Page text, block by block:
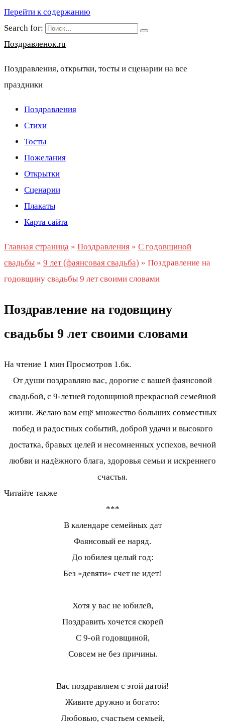
Перейти к содержанию
Search for:
Поздравленок.ru
Поздравления, открытки, тосты и сценарии на все
праздники
Поздравления
Стихи
Тосты
Пожелания
Открытки
Сценарии
Плакаты
Карта сайта
Главная страница » Поздравления » С годовщиной
свадьбы » 9 лет (фаянсовая свадьба) » Поздравление на
годовщину свадьбы 9 лет своими словами
Поздравление на годовщину
свадьбы 9 лет своими словами
На чтение 1 мин Просмотров 1.6к.
От души поздравляю вас, дорогие с вашей фаянсовой
свадьбой, с 9-летней годовщиной прекрасной семейной
жизни. Желаю вам ещё множество больших совместных
побед и радостных событий, доброй удачи и высокого
достатка, бравых целей и несомненных успехов, вечной
любви и надёжного блага, здоровья семьи и искреннего
счастья.
Читайте также
***
В календаре семейных дат
Фаянсовый ее наряд.
До юбилея целый год:
Без «девяти» счет не идет!
Хотя у вас не юбилей,
Поздравить хочется скорей
С 9-ой годовщиной,
Совсем не без причины.
Вас поздравляем с этой датой!
Живите дружно и богато:
Любовью, счастьем семьей,